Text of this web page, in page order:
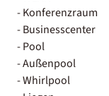
- Konferenzraum
- Businesscenter
- Pool
- Außenpool
- Whirlpool